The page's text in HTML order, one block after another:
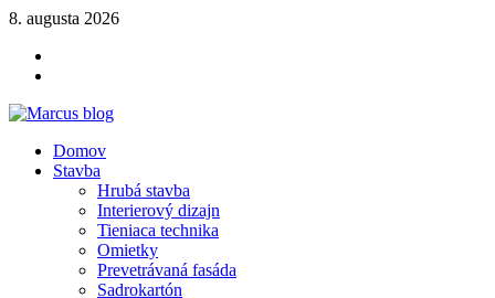
Skip
content
8. augusta 2026
NÁRADIE
Marcus blog
Stavebné profily, náradie, izolácie
Domov
Stavba
Hrubá stavba
Interierový dizajn
Tieniaca technika
Omietky
Prevetrávaná fasáda
Sadrokartón